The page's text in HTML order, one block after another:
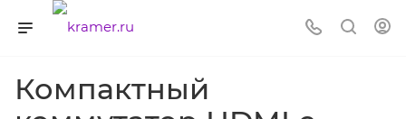
Компактный